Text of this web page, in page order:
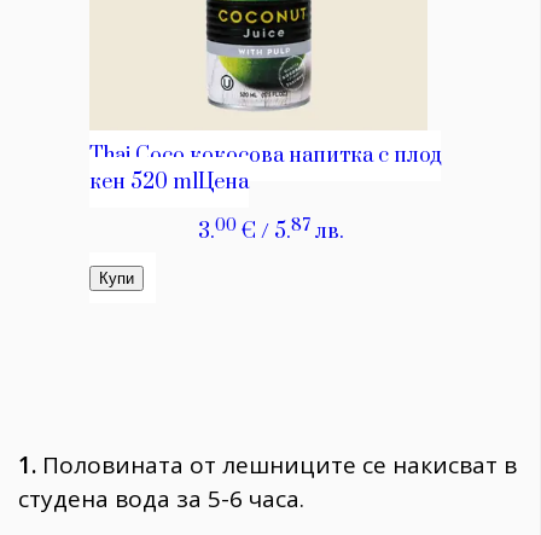
1. Половината от лешниците се накисват в
студена вода за 5-6 часа.